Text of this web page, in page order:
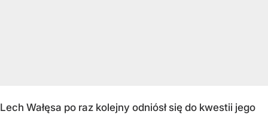
Lech Wałęsa po raz kolejny odniósł się do kwestii jego